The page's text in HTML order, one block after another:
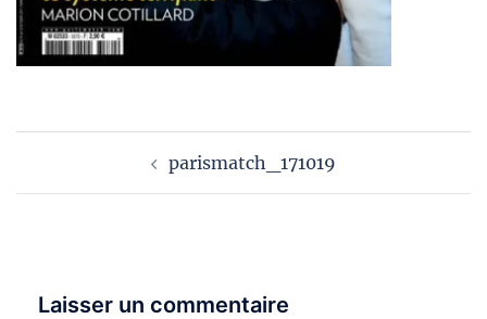
parismatch_171019
Laisser un commentaire